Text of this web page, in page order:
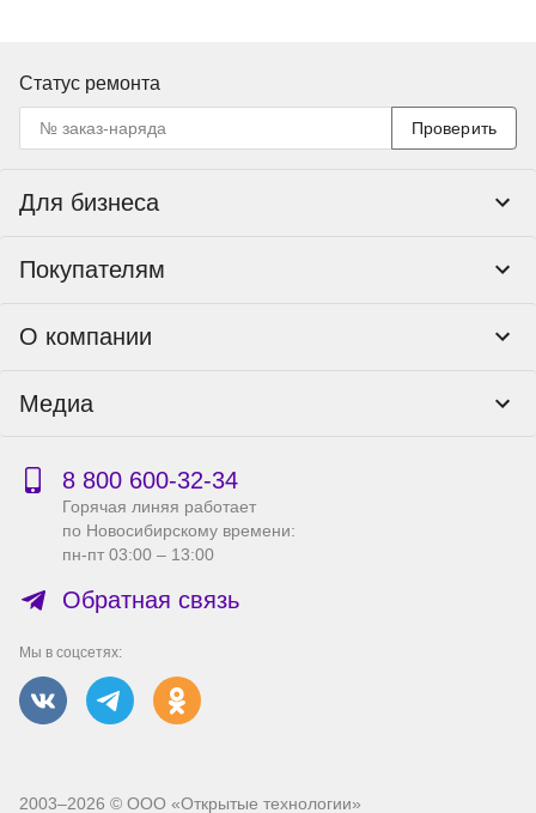
Статус ремонта
Проверить
Для бизнеса
Тендеры и гос закупки
Покупателям
Пункты выдачи
Доставка
Гарантия и возврат
Бонусная программа
Сервисный центр
Справка по работе с e2e4 ID
О компании
Реквизиты
Публичная оферта
Правила продажи на сайте
Производители
Вакансии
Медиа
Новости
Акции
8 800 600‑32‑34
Горячая линяя работает
по Новосибирскому времени:
пн-пт 03:00 – 13:00
Обратная связь
Мы в соцсетях:
2003–2026 © ООО «Открытые технологии»